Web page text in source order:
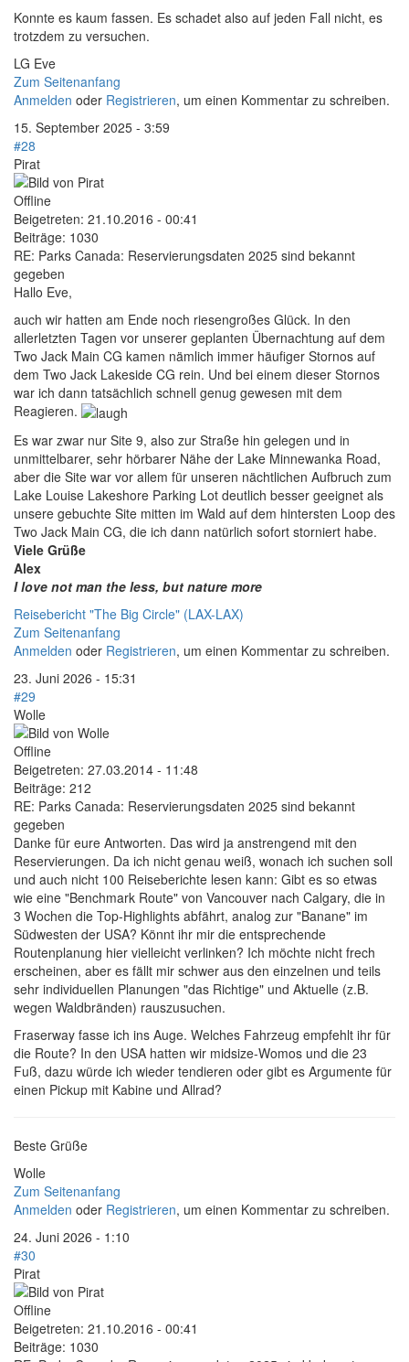
Konnte es kaum fassen. Es schadet also auf jeden Fall nicht, es
trotzdem zu versuchen.
LG Eve
Zum Seitenanfang
Anmelden oder Registrieren, um einen Kommentar zu schreiben.
15. September 2025 - 3:59
#28
Pirat
Offline
Beigetreten: 21.10.2016 - 00:41
Beiträge: 1030
RE: Parks Canada: Reservierungsdaten 2025 sind bekannt
gegeben
Hallo Eve,
auch wir hatten am Ende noch riesengroßes Glück. In den
allerletzten Tagen vor unserer geplanten Übernachtung auf dem
Two Jack Main CG kamen nämlich immer häufiger Stornos auf
dem Two Jack Lakeside CG rein. Und bei einem dieser Stornos
war ich dann tatsächlich schnell genug gewesen mit dem
Reagieren.
Es war zwar nur Site 9, also zur Straße hin gelegen und in
unmittelbarer, sehr hörbarer Nähe der Lake Minnewanka Road,
aber die Site war vor allem für unseren nächtlichen Aufbruch zum
Lake Louise Lakeshore Parking Lot deutlich besser geeignet als
unsere gebuchte Site mitten im Wald auf dem hintersten Loop des
Two Jack Main CG, die ich dann natürlich sofort storniert habe.
Viele Grüße
Alex
I love not man the less, but nature more
Reisebericht "The Big Circle" (LAX-LAX)
Zum Seitenanfang
Anmelden oder Registrieren, um einen Kommentar zu schreiben.
23. Juni 2026 - 15:31
#29
Wolle
Offline
Beigetreten: 27.03.2014 - 11:48
Beiträge: 212
RE: Parks Canada: Reservierungsdaten 2025 sind bekannt
gegeben
Danke für eure Antworten. Das wird ja anstrengend mit den
Reservierungen. Da ich nicht genau weiß, wonach ich suchen soll
und auch nicht 100 Reiseberichte lesen kann: Gibt es so etwas
wie eine "Benchmark Route" von Vancouver nach Calgary, die in
3 Wochen die Top-Highlights abfährt, analog zur "Banane" im
Südwesten der USA? Könnt ihr mir die entsprechende
Routenplanung hier vielleicht verlinken? Ich möchte nicht frech
erscheinen, aber es fällt mir schwer aus den einzelnen und teils
sehr individuellen Planungen "das Richtige" und Aktuelle (z.B.
wegen Waldbränden) rauszusuchen.
Fraserway fasse ich ins Auge. Welches Fahrzeug empfehlt ihr für
die Route? In den USA hatten wir midsize-Womos und die 23
Fuß, dazu würde ich wieder tendieren oder gibt es Argumente für
einen Pickup mit Kabine und Allrad?
Beste Grüße
Wolle
Zum Seitenanfang
Anmelden oder Registrieren, um einen Kommentar zu schreiben.
24. Juni 2026 - 1:10
#30
Pirat
Offline
Beigetreten: 21.10.2016 - 00:41
Beiträge: 1030